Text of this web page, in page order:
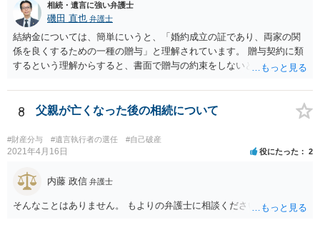
相続・遺言に強い弁護士
磯田 直也 弁護士
結納金については、簡単にいうと、「婚約成立の証であり、両家の関
係を良くするための一種の贈与」と理解されています。 贈与契約に類
するという理解からすると、書面で贈与の約束をしないと相手方は支
ことは困難です。 くれぐれも今後お気をつけください。 弁護士に対応
を依頼されるのも悪くはありませんが、感情的な理由が強いと思いま
8 父親が亡くなった後の相続について
#財産分与 #遺言執行者の選任 #自己破産
2021年4月16日 役にたった 2
内藤 政信 弁護士
そんなことはありません。 もよりの弁護士に相談ください。